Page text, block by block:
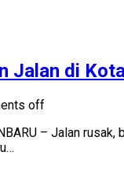
Jalan di
off
– Jalan